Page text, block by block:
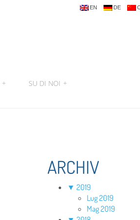
EN DE
+ SU DI NOI +
ARCHIV
▼ 2019
Lug 2019
Mag 2019